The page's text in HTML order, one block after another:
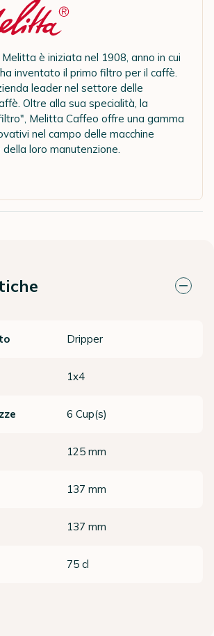
è iniziata nel 1908, anno in cui
inventato il primo filtro per il caffè.
leader nel settore delle
Oltre alla sua specialità, la
Melitta Caffeo offre una gamma
nel campo delle macchine
loro manutenzione.
Dripper
1x4
6 Cup(s)
125 mm
137 mm
137 mm
75 cl